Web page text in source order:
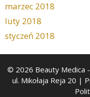
marzec 2018
luty 2018
styczeń 2018
© 2026 Beauty Medica
ul. Mikołaja Reja 20 |